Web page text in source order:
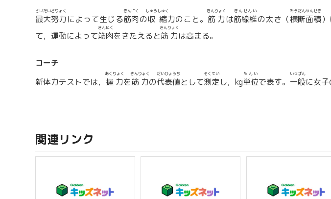
最大努力
さいだいどりょく
によって生じる筋肉
きんにく
の収縮
しゅうしゅく
力のこと。 筋力
きんりょく
は筋線維
きんせんい
の太さ（横断面積
おうだんめんせき
て，運動によって筋肉
きんにく
をきたえると筋力
きんりょく
は高まる。
コーチ
新体力テストでは， 握力
あくりょく
を筋力
きんりょく
の代表値
だいひょうち
として測定
そくてい
し，kg単位
たんい
で表す。 一般
いっぱん
に女子
関連リンク